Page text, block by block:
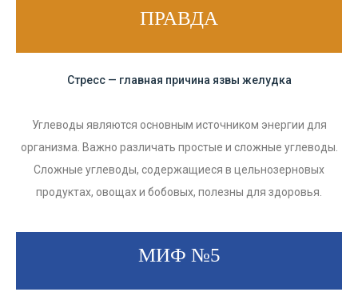
ПРАВДА
Стресс — главная причина язвы желудка
Углеводы являются основным источником энергии для
организма. Важно различать простые и сложные углеводы.
Сложные углеводы, содержащиеся в цельнозерновых
продуктах, овощах и бобовых, полезны для здоровья.
МИФ №5